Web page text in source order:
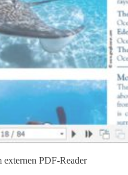
PDF-Reader